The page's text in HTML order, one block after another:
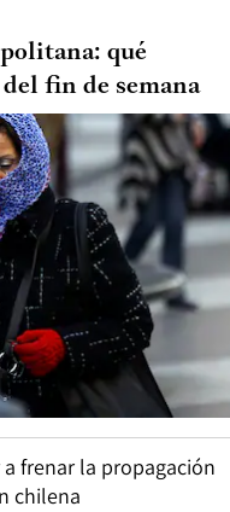
qué
fin de semana
frenar la propagación
chilena